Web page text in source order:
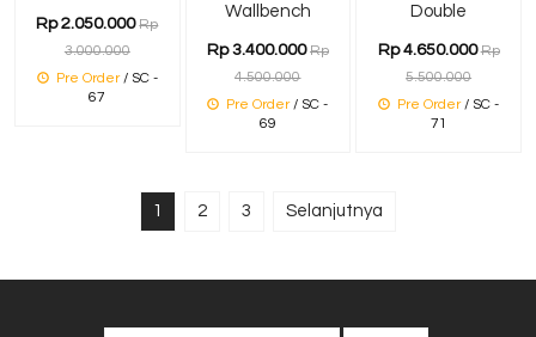
Rp 2.050.000 Rp
3.000.000
Pre Order/ SC -
67
Wallbench
Rp 3.400.000 Rp
4.500.000
Pre Order/ SC -
69
Double
Rp 4.650.000 Rp
5.500.000
Pre Order/ SC -
71
1 2 3 Selanjutnya